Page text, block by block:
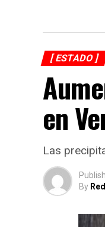
[ ESTADO ]
en
Las
By